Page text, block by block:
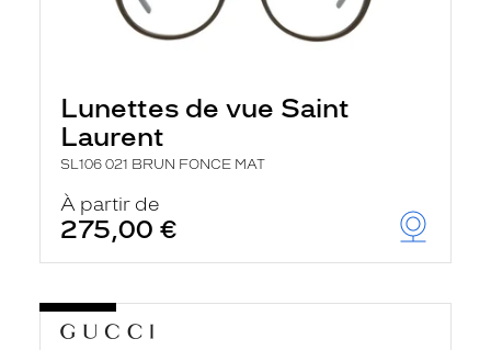
Lunettes de vue Saint
Laurent
SL106 021 BRUN FONCE MAT
À partir de
275,00 €